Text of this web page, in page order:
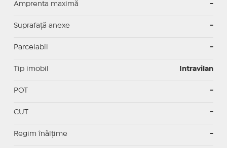
Amprenta maximă -
Suprafață anexe -
Parcelabil -
Tip imobil Intravilan
POT -
CUT -
Regim înălțime -